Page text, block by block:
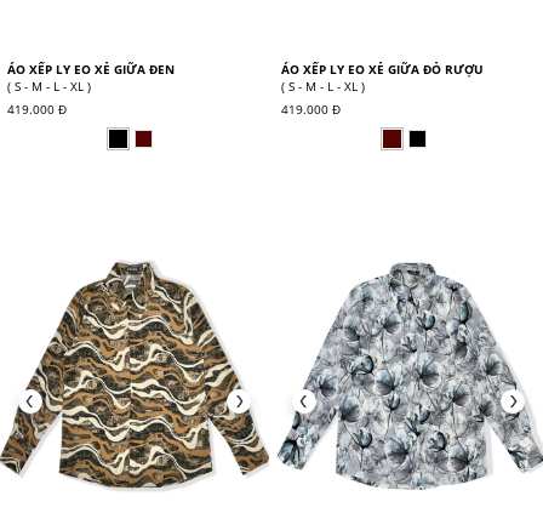
ÁO XẾP LY EO XẺ GIỮA ĐEN
( S - M - L - XL )
419.000 Đ
ÁO XẾP LY EO XẺ GIỮA ĐỎ RƯỢU
( S - M - L - XL )
419.000 Đ